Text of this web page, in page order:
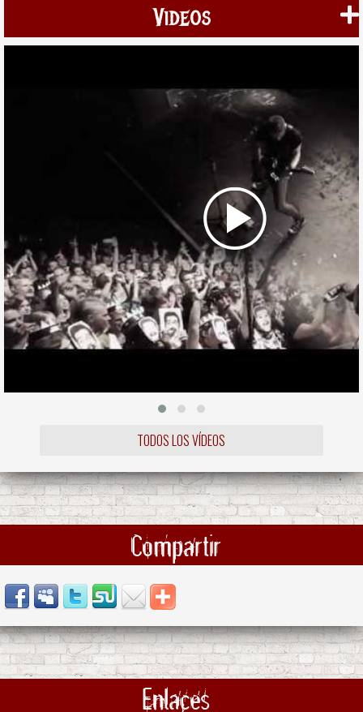
Videos
TODOS LOS VÍDEOS
Compartir
Enlaces